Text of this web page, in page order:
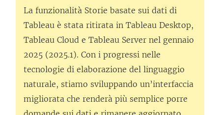
La funzionalità Storie basate sui dati di
Tableau è stata ritirata in Tableau Desktop,
Tableau Cloud e Tableau Server nel gennaio
2025 (2025.1). Con i progressi nelle
tecnologie di elaborazione del linguaggio
naturale, stiamo sviluppando un’interfaccia
migliorata che renderà più semplice porre